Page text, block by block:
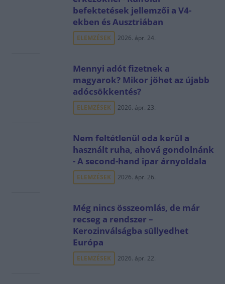
befektetések jellemzői a V4-
ekben és Ausztriában
ELEMZÉSEK 2026. ápr. 24.
Mennyi adót fizetnek a
magyarok? Mikor jöhet az újabb
adócsökkentés?
ELEMZÉSEK 2026. ápr. 23.
Nem feltétlenül oda kerül a
használt ruha, ahová gondolnánk
- A second-hand ipar árnyoldala
ELEMZÉSEK 2026. ápr. 26.
Még nincs összeomlás, de már
recseg a rendszer –
Kerozinválságba süllyedhet
Európa
ELEMZÉSEK 2026. ápr. 22.